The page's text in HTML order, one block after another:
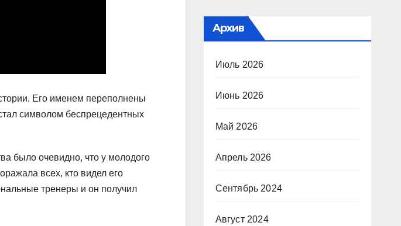
Его именем переполнены
символом беспрецедентных
было очевидно, что у молодого
всех, кто видел его
тренеры и он получил
Архив
Июль 2026
Июнь 2026
Май 2026
Апрель 2026
Сентябрь 2024
Август 2024